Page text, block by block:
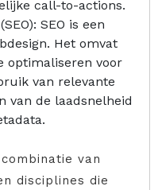
call-to-actions.
SEO is een
Het omvat
optimaliseren voor
van relevante
van de laadsnelheid
van
disciplines die